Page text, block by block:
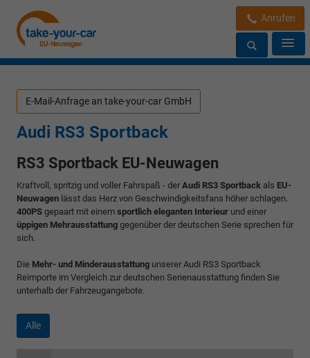
Anrufen
E-Mail-Anfrage an take-your-car GmbH
Audi RS3 Sportback
RS3 Sportback EU-Neuwagen
Kraftvoll, spritzig und voller Fahrspaß - der Audi RS3 Sportback als EU-
Neuwagen lässt das Herz von Geschwindigkeitsfans höher schlagen.
400PS gepaart mit einem sportlich eleganten Interieur und einer
üppigen Mehrausstattung gegenüber der deutschen Serie sprechen für
sich.
Die Mehr- und Minderausstattung unserer Audi RS3 Sportback
Reimporte im Vergleich zur deutschen Serienausstattung finden Sie
unterhalb der Fahrzeugangebote.
Alle